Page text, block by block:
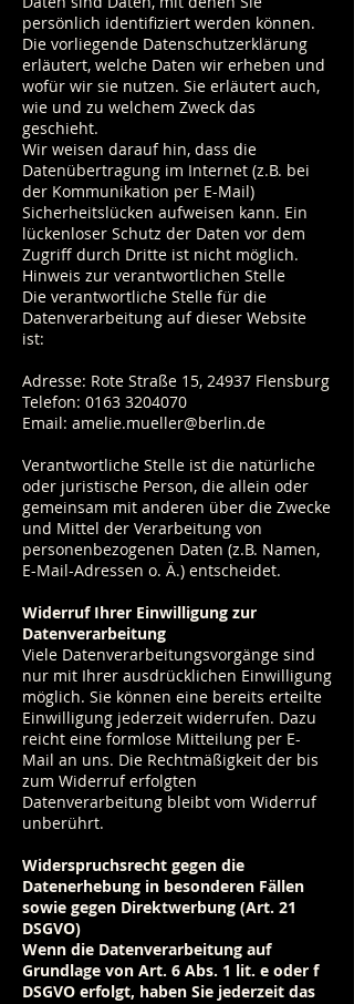
persönlich identifiziert werden können.
Die vorliegende Datenschutzerklärung
erläutert, welche Daten wir erheben und
wofür wir sie nutzen. Sie erläutert auch,
wie und zu welchem Zweck das
geschieht.
Wir weisen darauf hin, dass die
Datenübertragung im Internet (z.B. bei
der Kommunikation per E-Mail)
Sicherheitslücken aufweisen kann. Ein
lückenloser Schutz der Daten vor dem
Zugriff durch Dritte ist nicht möglich.
Hinweis zur verantwortlichen Stelle
Die verantwortliche Stelle für die
Datenverarbeitung auf dieser Website
ist:
Adresse: Rote Straße 15, 24937 Flensburg
Telefon: 0163 3204070
Email: amelie.mueller@berlin.de
Verantwortliche Stelle ist die natürliche
oder juristische Person, die allein oder
gemeinsam mit anderen über die Zwecke
und Mittel der Verarbeitung von
personenbezogenen Daten (z.B. Namen,
E-Mail-Adressen o. Ä.) entscheidet.
Widerruf Ihrer Einwilligung zur
Datenverarbeitung
Viele Datenverarbeitungsvorgänge sind
nur mit Ihrer ausdrücklichen Einwilligung
möglich. Sie können eine bereits erteilte
Einwilligung jederzeit widerrufen. Dazu
reicht eine formlose Mitteilung per E-
Mail an uns. Die Rechtmäßigkeit der bis
zum Widerruf erfolgten
Datenverarbeitung bleibt vom Widerruf
unberührt.
Widerspruchsrecht gegen die
Datenerhebung in besonderen Fällen
sowie gegen Direktwerbung (Art. 21
DSGVO)
Wenn die Datenverarbeitung auf
Grundlage von Art. 6 Abs. 1 lit. e oder f
DSGVO erfolgt, haben Sie jederzeit das